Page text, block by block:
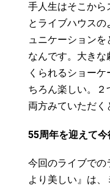
手人生はそこから
とライブハウスの
ュニケーション
なんです。大き
くられるショー
ちろん楽しい。２
両方みていただく
55周年を迎えて
今回のライブで
より美しい』は